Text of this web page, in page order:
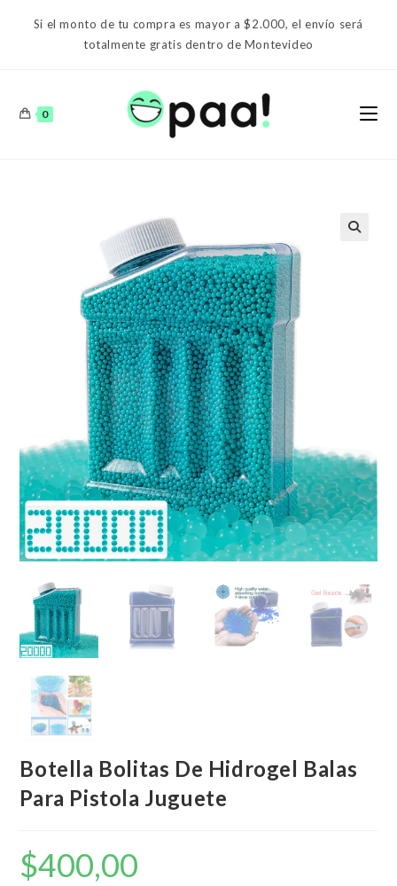
Si el monto de tu compra es mayor a $2.000, el envío será
totalmente gratis dentro de Montevideo
0
Botella Bolitas De Hidrogel Balas
Para Pistola Juguete
$400,00